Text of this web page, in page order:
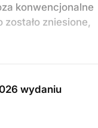
konwencjonalne
zniesione,
wydaniu